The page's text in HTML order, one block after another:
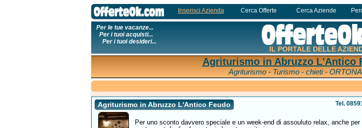
Inserisci Azienda Cerca Offerte Cerca Aziende
Per le tue vacanze...
Per i tuoi acquisti...
Per i tuoi desideri...
IL PORTALE DELLE
Agriturismo in Abruzzo L'Antico
Agriturismo - Turismo - chieti - ORTONA
Agriturismo in Abruzzo L'Antico Feudo Tel.
Per uno sconto davvero speciale e un week-end di assouluto relax, anche per